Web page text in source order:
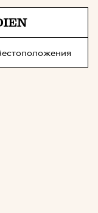
к основному
Хлеб